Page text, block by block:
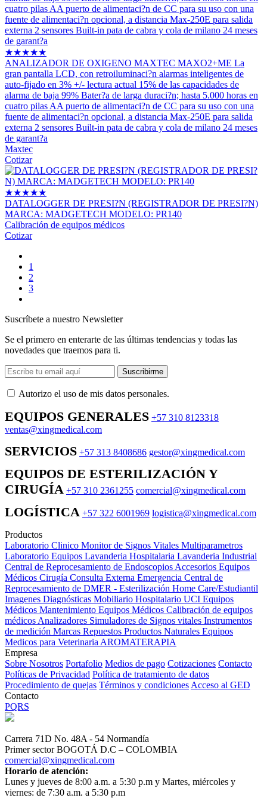
★★★★★
ANALIZADOR DE OXIGENO MAXTEC MAXO2+ME La
gran pantalla LCD, con retroiluminaci?n alarmas inteligentes de
auto-fijado en 3% +/- lectura actual 15% de las capacidades de
alarma de baja 99% Bater?a de larga duraci?n; hasta 5.000 horas en
cuatro pilas AA puerto de alimentaci?n de CC para su uso con una
fuente de alimentaci?n opcional, a distancia Max-250E para salida
externa 2 sensores Built-in pata de cabra y cola de milano 24 meses
de garant?a
Maxtec
Cotizar
★★★★★
DATALOGGER DE PRESI?N (REGISTRADOR DE PRESI?N)
MARCA: MADGETECH MODELO: PR140
Calibración de equipos médicos
Cotizar
1
2
3
Suscríbete a nuestro Newsletter
Se el primero en enterarte de las últimas tendencias y todas las
novedades que traemos para ti.
Suscribirme
Autorizo ​​el uso de mis datos personales.
EQUIPOS GENERALES +57 310 8123318
ventas@xingmedical.com
SERVICIOS +57 313 8408686 gestor@xingmedical.com
EQUIPOS DE ESTERILIZACIÓN Y
CIRUGÍA +57 310 2361255 comercial@xingmedical.com
LOGÍSTICA +57 322 6001969 logistica@xingmedical.com
Productos
Laboratorio Clinico Monitor de Signos Vitales Multiparametros
Laboratorio Equipos Lavanderia Hospitalaria Lavanderia Industrial
Central de Reprocesamiento de Endoscopios Accesorios Equipos
Médicos Cirugía Consulta Externa Emergencia Central de
Reprocesamiento de DMER - Esterilización Home Care/Estudiantil
Imagenes Diagnósticas Mobiliario Hospitalario UCI Equipos
Médicos Mantenimiento Equipos Médicos Calibración de equipos
médicos Analizadores Simuladores de Signos vitales Instrumentos
de medición Marcas Repuestos Productos Naturales Equipos
Medicos para Veterinaria AROMATERAPIA
Empresa
Sobre Nosotros Portafolio Medios de pago Cotizaciones Contacto
Políticas de Privacidad Política de tratamiento de datos
Procedimiento de quejas Términos y condiciones Acceso al GED
Contacto
PQRS
Carrera 71D No. 48A - 54 Normandía
Primer sector BOGOTÁ D.C – COLOMBIA
comercial@xingmedical.com
Horario de atención:
Lunes y jueves de 8:00 a.m. a 5:30 p.m y Martes, miércoles y
viernes: de 7:30 a.m. a 5:30 p.m